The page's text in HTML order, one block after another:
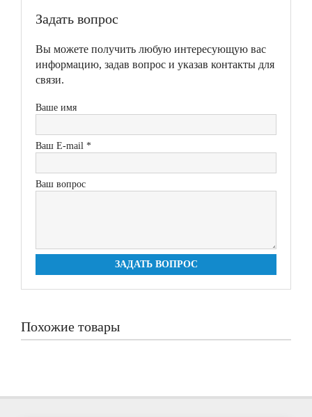
Задать вопрос
Вы можете получить любую интересующую вас
информацию, задав вопрос и указав контакты для
связи.
Ваше имя
Ваш E-mail *
Ваш вопрос
ЗАДАТЬ ВОПРОС
Похожие товары